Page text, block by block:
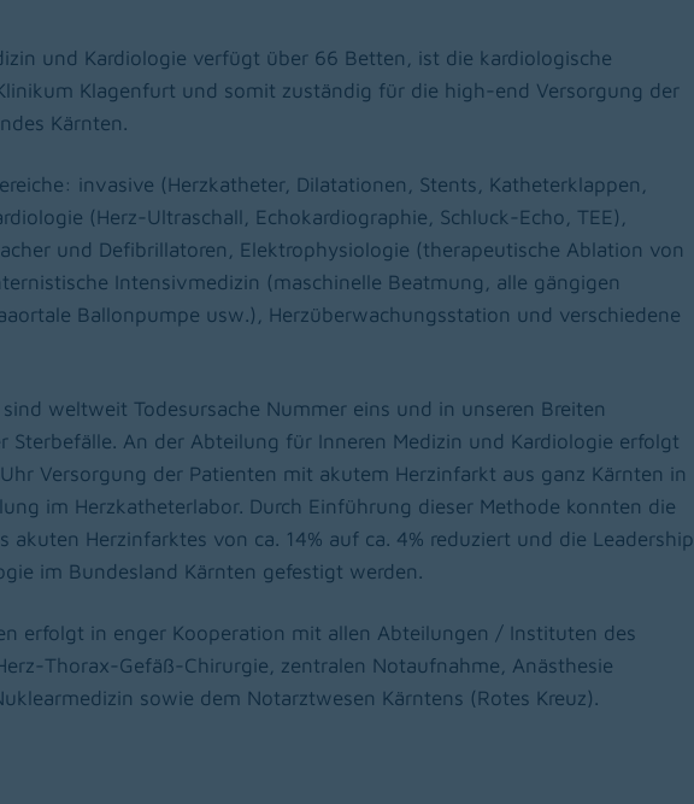
und Kardiologie verfügt über 66 Betten, ist die kardiologische
Klagenfurt und somit zuständig für die high-end Versorgung der
Kärnten.
invasive (Herzkatheter, Dilatationen, Stents, Katheterklappen,
(Herz-Ultraschall, Echokardiographie, Schluck-Echo, TEE),
und Defibrillatoren, Elektrophysiologie (therapeutische Ablation von
Intensivmedizin (maschinelle Beatmung, alle gängigen
Ballonpumpe usw.), Herzüberwachungsstation und verschiedene
weltweit Todesursache Nummer eins und in unseren Breiten
An der Abteilung für Inneren Medizin und Kardiologie erfolgt
Versorgung der Patienten mit akutem Herzinfarkt aus ganz Kärnten in
im Herzkatheterlabor. Durch Einführung dieser Methode konnten die
akuten Herzinfarktes von ca. 14% auf ca. 4% reduziert und die Leadership
im Bundesland Kärnten gefestigt werden.
erfolgt in enger Kooperation mit allen Abteilungen / Instituten des
Thorax-Gefäß-Chirurgie, zentralen Notaufnahme, Anästhesie
sowie dem Notarztwesen Kärntens (Rotes Kreuz).